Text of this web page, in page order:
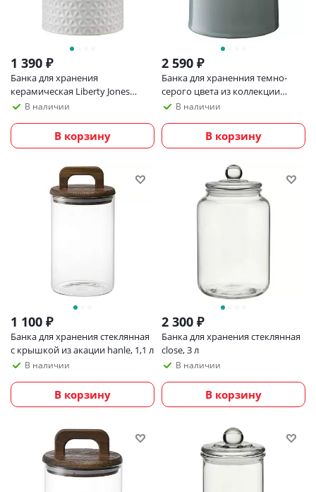
1 390 ₽
Банка для хранения
керамическая Liberty Jones
Farah, 900 мл, белая
В наличии
В корзину
2 590 ₽
Банка для храненния темно-
серого цвета из коллекции
kitchen spirit, 820мл
В наличии
В корзину
1 100 ₽
Банка для хранения стеклянная
с крышкой из акации hanle, 1,1 л
В наличии
В корзину
2 300 ₽
Банка для хранения стеклянная
close, 3 л
В наличии
В корзину